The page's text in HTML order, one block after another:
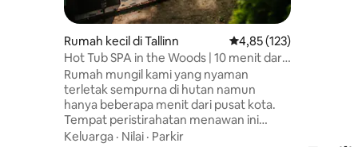
Rumah kecil di Tallinn Nilai rata-rata 4,85 dari
4,85 (123)
Hot Tub SPA in the Woods | 10 menit dari
pusat kota
Rumah mungil kami yang nyaman
terletak sempurna di hutan namun
hanya beberapa menit dari pusat kota.
Tempat peristirahatan menawan ini
memiliki bak mandi air panas di bawah
Keluarga · Nilai · Parkir